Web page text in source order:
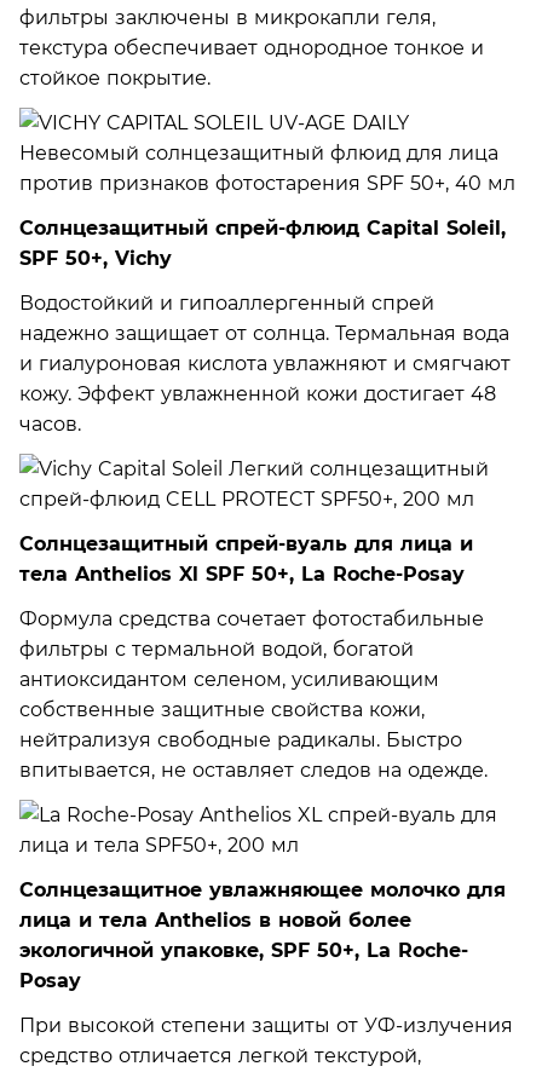
фильтры заключены в микрокапли геля,
текстура обеспечивает однородное тонкое и
стойкое покрытие.
Солнцезащитный спрей-флюид Capital Soleil,
SPF 50+, Vichy
Водостойкий и гипоаллергенный спрей
надежно защищает от солнца. Термальная вода
и гиалуроновая кислота увлажняют и смягчают
кожу. Эффект увлажненной кожи достигает 48
часов.
Солнцезащитный cпрей-вуаль для лица и
тела Anthelios Xl SPF 50+, La Roche-Posay
Формула средства сочетает фотостабильные
фильтры с термальной водой, богатой
антиоксидантом селеном, усиливающим
собственные защитные свойства кожи,
нейтрализуя свободные радикалы. Быстро
впитывается, не оставляет следов на одежде.
Солнцезащитное увлажняющее молочко для
лица и тела Anthelios в новой более
экологичной упаковке, SPF 50+, La Roche-
Posay
При высокой степени защиты от УФ-излучения
средство отличается легкой текстурой,